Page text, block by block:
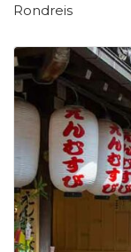
Rondreis